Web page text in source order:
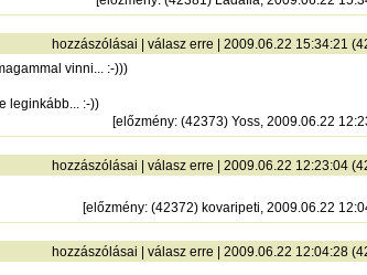
hozzászólásai válasz erre | 2009.06.22 15:34:21
vinni... :-)))
leginkább... :-))
[előzmény: (42373) Yoss, 2009.06.22
hozzászólásai válasz erre | 2009.06.22 12:23:04
[előzmény: (42372) kovaripeti, 2009.06.22
hozzászólásai válasz erre | 2009.06.22 12:04:28